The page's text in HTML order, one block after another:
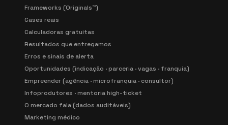
Frameworks (Originals™)
Cases reais
Calculadoras gratuitas
Resultados que entregamos
Erros e sinais de alerta
Oportunidades (indicação · parceria · vagas · franquia)
Empreender (agência · microfranquia · consultor)
Infoprodutores · mentoria high-ticket
O mercado fala (dados auditáveis)
Marketing médico